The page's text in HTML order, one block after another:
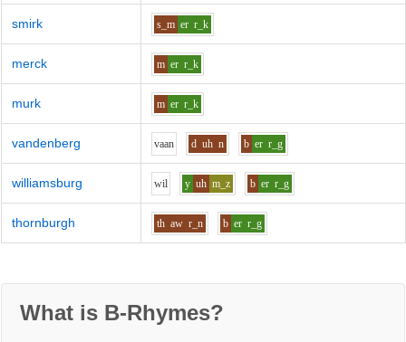
smirk s_m er r_k
merck m er r_k
murk m er r_k
vandenberg vaan d uh n b er r_g
williamsburg wil y uh m_z b er r_g
thornburgh th aw r_n b er r_g
What is B-Rhymes?